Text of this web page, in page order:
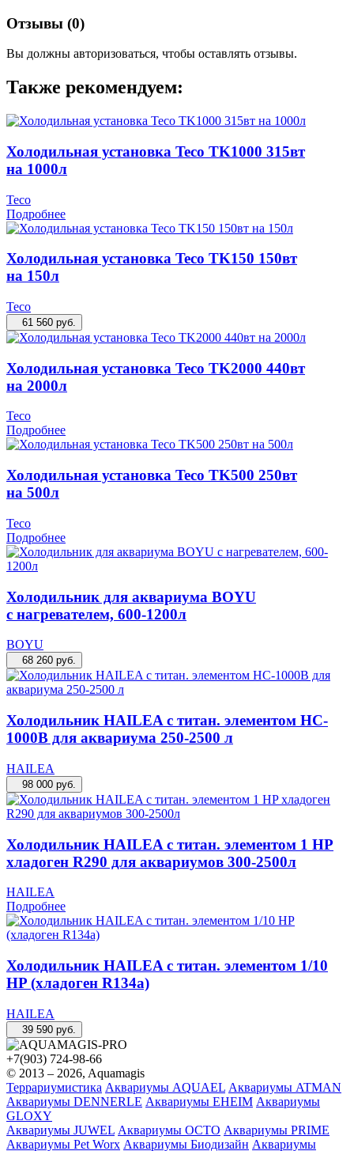
Отзывы (0)
Вы должны авторизоваться, чтобы оставлять отзывы.
Также рекомендуем:
Холодильная установка Teco TK1000 315вт
на 1000л
Teco
Подробнее
Холодильная установка Teco TK150 150вт
на 150л
Teco
61 560 руб.
Холодильная установка Teco TK2000 440вт
на 2000л
Teco
Подробнее
Холодильная установка Teco TK500 250вт
на 500л
Teco
Подробнее
Холодильник для аквариума BOYU
с нагревателем, 600-1200л
BOYU
68 260 руб.
Холодильник HAILEA с титан. элементом HC-
1000B для аквариума 250-2500 л
HAILEA
98 000 руб.
Холодильник HAILEA с титан. элементом 1 HP
хладоген R290 для аквариумов 300-2500л
HAILEA
Подробнее
Холодильник HAILEA с титан. элементом 1/10
HP (хладоген R134a)
HAILEA
39 590 руб.
+7(903) 724-98-66
© 2013 – 2026, Aquamagis
Террариумистика Аквариумы AQUAEL Аквариумы ATMAN
Аквариумы DENNERLE Аквариумы EHEIM Аквариумы
GLOXY
Аквариумы JUWEL Аквариумы OCTO Аквариумы PRIME
Аквариумы Pet Worx Аквариумы Биодизайн Аквариумы